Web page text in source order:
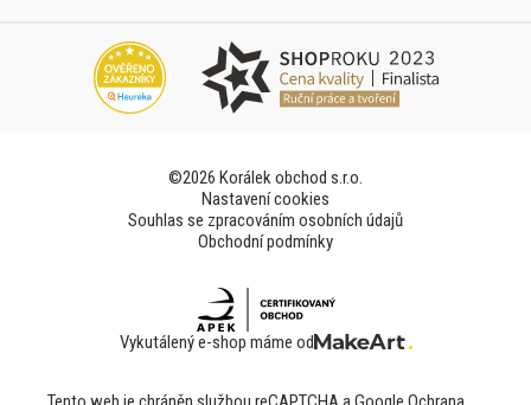
©2026 Korálek obchod s.r.o.
Nastavení cookies
Souhlas se zpracováním osobních údajů
Obchodní podmínky
Vykutálený e-shop máme od